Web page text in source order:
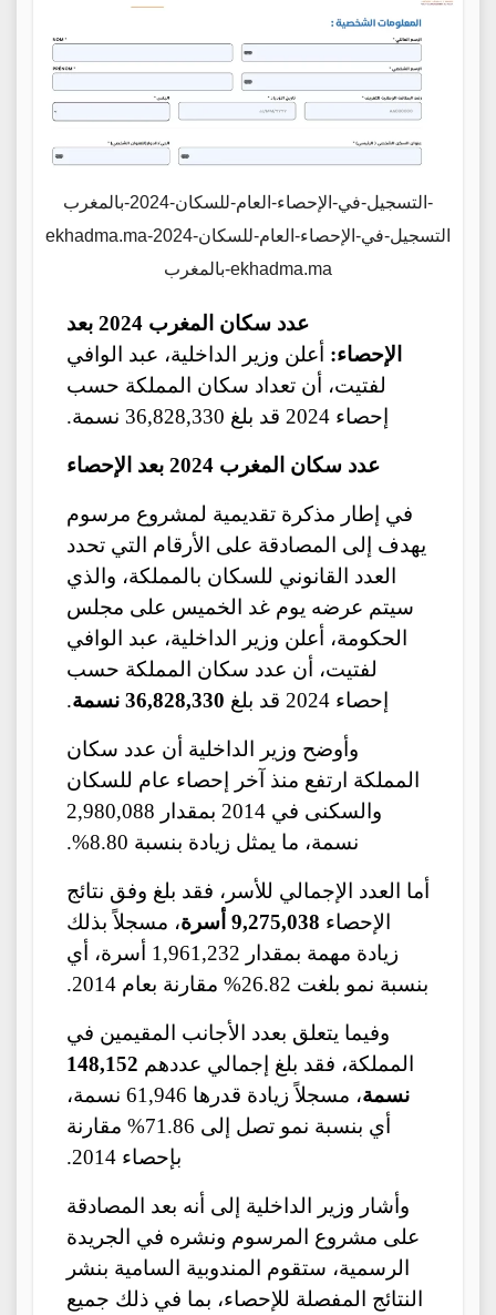
التسجيل-في-الإحصاء-العام-للسكان-2024-بالمغرب-
ekhadma.maالتسجيل-في-الإحصاء-العام-للسكان-2024-
بالمغرب-ekhadma.ma
عدد سكان المغرب 2024 بعد
الإحصاء: أعلن وزير الداخلية، عبد الوافي
لفتيت، أن تعداد سكان المملكة حسب
إحصاء 2024 قد بلغ 36,828,330 نسمة.
عدد سكان المغرب 2024 بعد الإحصاء
في إطار مذكرة تقديمية لمشروع مرسوم
يهدف إلى المصادقة على الأرقام التي تحدد
العدد القانوني للسكان بالمملكة، والذي
سيتم عرضه يوم غد الخميس على مجلس
الحكومة، أعلن وزير الداخلية، عبد الوافي
لفتيت، أن عدد سكان المملكة حسب
إحصاء 2024 قد بلغ
36,828,330 نسمة .
وأوضح وزير الداخلية أن عدد سكان
المملكة ارتفع منذ آخر إحصاء عام للسكان
والسكنى في 2014 بمقدار 2,980,088
نسمة، ما يمثل زيادة بنسبة 8.80%.
أما العدد الإجمالي للأسر، فقد بلغ وفق نتائج
الإحصاء 9,275,038 أسرة
، مسجلاً بذلك
زيادة مهمة بمقدار 1,961,232 أسرة، أي
بنسبة نمو بلغت 26.82% مقارنة بعام 2014.
وفيما يتعلق بعدد الأجانب المقيمين في
المملكة، فقد بلغ إجمالي عددهم 148,152
نسمة
، مسجلاً زيادة قدرها 61,946 نسمة،
أي بنسبة نمو تصل إلى 71.86% مقارنة
بإحصاء 2014.
وأشار وزير الداخلية إلى أنه بعد المصادقة
على مشروع المرسوم ونشره في الجريدة
الرسمية، ستقوم المندوبية السامية بنشر
النتائج المفصلة للإحصاء، بما في ذلك جميع